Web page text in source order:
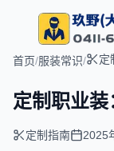
首页/服装常识/ 定
定制职业
定制指南 2025